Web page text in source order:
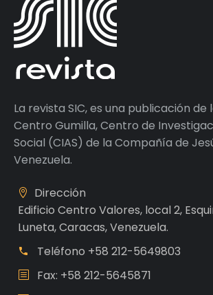
La revista SIC, es una publicación de
Centro Gumilla, Centro de
Social (CIAS) de la Compañía de
Venezuela.
Dirección
Edificio Centro Valores, local 2,
Luneta, Caracas, Venezuela.
Teléfono +58 212-5649803
Fax: +58 212-5645871